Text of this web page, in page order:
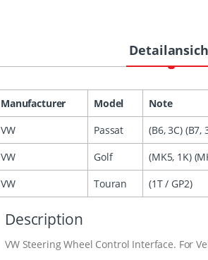
Manufacturer Model Note
VW
Passat (B6, 3C) (B7,
VW
Golf (MK5, 1K)
VW
Touran (1T / GP2)
Description
VW Steering Wheel Control Interface. For